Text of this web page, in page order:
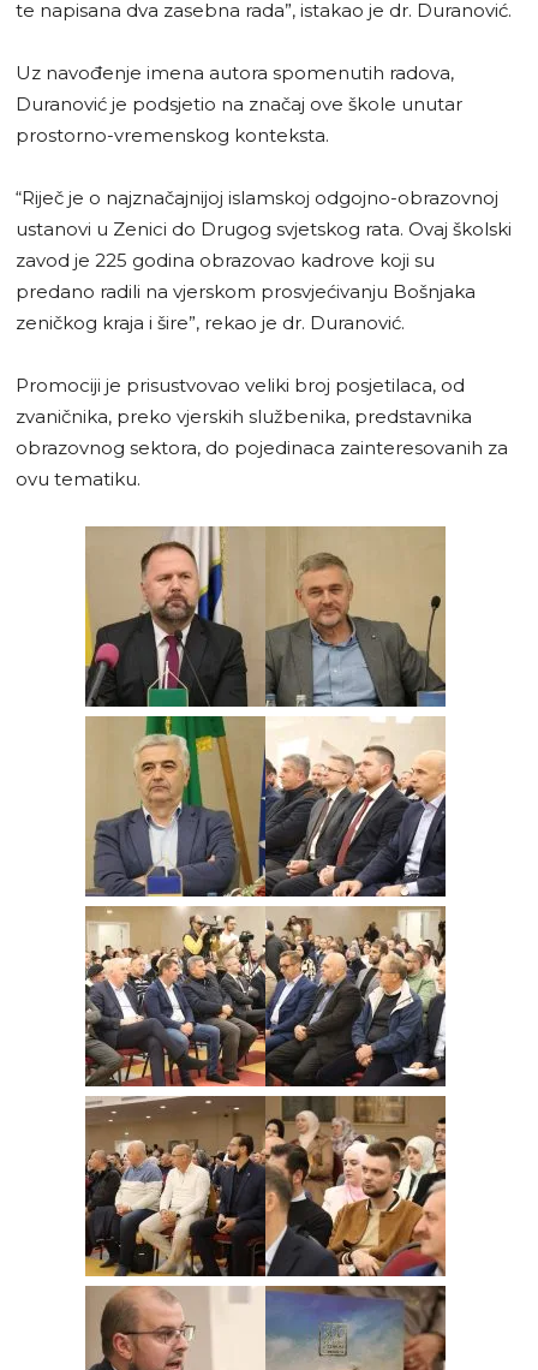
te napisana dva zasebna rada”, istakao je dr. Duranović.
Uz navođenje imena autora spomenutih radova,
Duranović je podsjetio na značaj ove škole unutar
prostorno-vremenskog konteksta.
“Riječ je o najznačajnijoj islamskoj odgojno-obrazovnoj
ustanovi u Zenici do Drugog svjetskog rata. Ovaj školski
zavod je 225 godina obrazovao kadrove koji su
predano radili na vjerskom prosvjećivanju Bošnjaka
zeničkog kraja i šire”, rekao je dr. Duranović.
Promociji je prisustvovao veliki broj posjetilaca, od
zvaničnika, preko vjerskih službenika, predstavnika
obrazovnog sektora, do pojedinaca zainteresovanih za
ovu tematiku.